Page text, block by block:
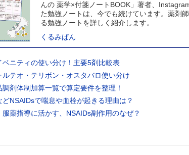
んの 薬学×付箋ノートBOOK」著者、
た勉強ノートは、今でも続けています。薬剤
る勉強ノートを詳しく紹介します。
くるみぱん
ベニティの使い分け！主要5剤比較表
ルテオ・テリボン・オスタバロ使い分け
剤体制加算一覧で算定要件を整理！
どNSAIDsで喘息や血栓が起きる理由は？
服薬指導に活かす、NSAIDs副作用のなぜ？